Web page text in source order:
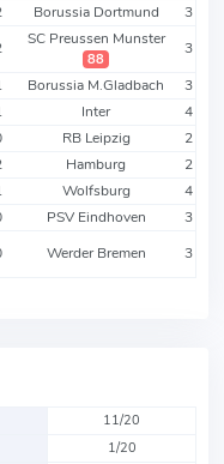
Borussia Dortmund 3
SC Preussen Munster
88
3
Borussia M.Gladbach 3
Inter 4
RB Leipzig 2
Hamburg 2
Wolfsburg 4
PSV Eindhoven 3
Werder Bremen 3
11/20
1/20